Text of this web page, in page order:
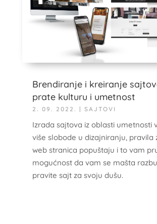
Brendiranje i kreiranje
prate kulturu i umetnost
2. 09. 2022. | SAJTOVI
Izrada sajtova iz oblasti umetnosti
više slobode u dizajniranju, pravila
web stranica popuštaju i to vam
mogućnost da vam se mašta
pravite sajt za svoju dušu.